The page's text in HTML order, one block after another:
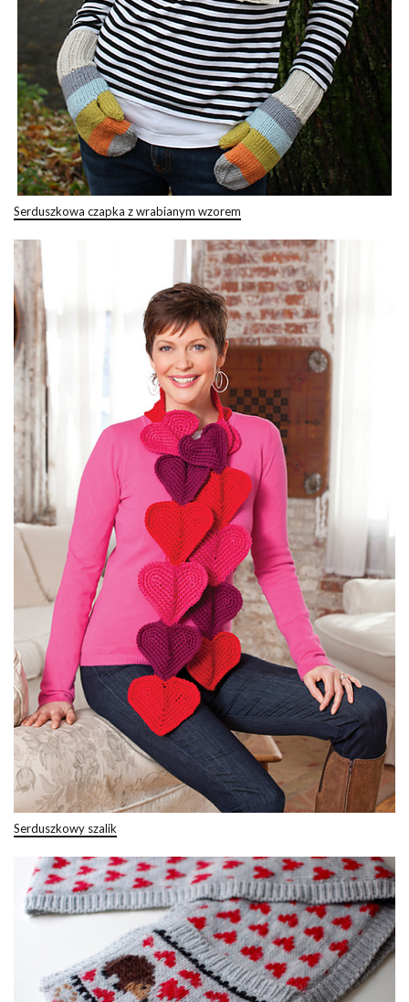
Serduszkowa czapka z wrabianym wzorem
Serduszkowy szalik